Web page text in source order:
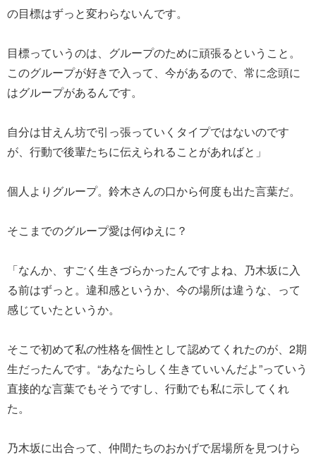
の目標はずっと変わらないんです。
目標っていうのは、グループのために頑張るということ。
このグループが好きで入って、今があるので、常に念頭に
はグループがあるんです。
自分は甘えん坊で引っ張っていくタイプではないのです
が、行動で後輩たちに伝えられることがあればと」
個人よりグループ。鈴木さんの口から何度も出た言葉だ。
そこまでのグループ愛は何ゆえに？
「なんか、すごく生きづらかったんですよね、乃木坂に入
る前はずっと。違和感というか、今の場所は違うな、って
感じていたというか。
そこで初めて私の性格を個性として認めてくれたのが、2期
生だったんです。“あなたらしく生きていいんだよ”っていう
直接的な言葉でもそうですし、行動でも私に示してくれ
た。
乃木坂に出合って、仲間たちのおかげで居場所を見つけら